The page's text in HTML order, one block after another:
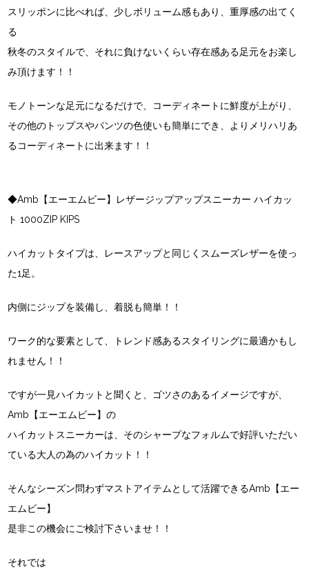
スリッポンに比べれば、少しボリューム感もあり、重厚感の出てく
る
秋冬のスタイルで、それに負けないくらい存在感ある足元をお楽し
み頂けます！！
モノトーンな足元になるだけで、コーディネートに鮮度が上がり、
その他のトップスやパンツの色使いも簡単にでき、よりメリハリあ
るコーディネートに出来ます！！
◆Amb【エーエムビー】レザージップアップスニーカー ハイカッ
ト 1000ZIP KIPS
ハイカットタイプは、レースアップと同じくスムーズレザーを使っ
た1足。
内側にジップを装備し、着脱も簡単！！
ワーク的な要素として、トレンド感あるスタイリングに最適かもし
れません！！
ですが一見ハイカットと聞くと、ゴツさのあるイメージですが、
Amb【エーエムビー】の
ハイカットスニーカーは、そのシャープなフォルムで好評いただい
ている大人の為のハイカット！！
そんなシーズン問わずマストアイテムとして活躍できるAmb【エー
エムビー】
是非この機会にご検討下さいませ！！
それでは